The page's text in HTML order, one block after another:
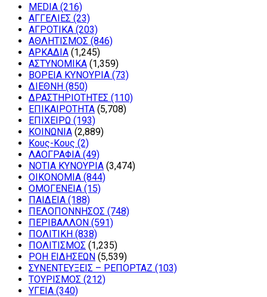
MEDIA (216)
ΑΓΓΕΛΙΕΣ (23)
ΑΓΡΟΤΙΚΑ (203)
ΑΘΛΗΤΙΣΜΟΣ (846)
ΑΡΚΑΔΙΑ (1,245)
ΑΣΤΥΝΟΜΙΚΑ (1,359)
ΒΟΡΕΙΑ ΚΥΝΟΥΡΙΑ (73)
ΔΙΕΘΝΗ (850)
ΔΡΑΣΤΗΡΙΟΤΗΤΕΣ (110)
ΕΠΙΚΑΙΡΟΤΗΤΑ (5,708)
ΕΠΙΧΕΙΡΩ (193)
ΚΟΙΝΩΝΙΑ (2,889)
Κους-Κους (2)
ΛΑΟΓΡΑΦΙΑ (49)
ΝΟΤΙΑ ΚΥΝΟΥΡΙΑ (3,474)
ΟΙΚΟΝΟΜΙΑ (844)
ΟΜΟΓΕΝΕΙΑ (15)
ΠΑΙΔΕΙΑ (188)
ΠΕΛΟΠΟΝΝΗΣΟΣ (748)
ΠΕΡΙΒΑΛΛΟΝ (591)
ΠΟΛΙΤΙΚΗ (838)
ΠΟΛΙΤΙΣΜΟΣ (1,235)
ΡΟΗ ΕΙΔΗΣΕΩΝ (5,539)
ΣΥΝΕΝΤΕΥΞΕΙΣ – ΡΕΠΟΡΤΑΖ (103)
ΤΟΥΡΙΣΜΟΣ (212)
ΥΓΕΙΑ (340)